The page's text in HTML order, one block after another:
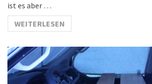
ist es aber …
WEITERLESEN